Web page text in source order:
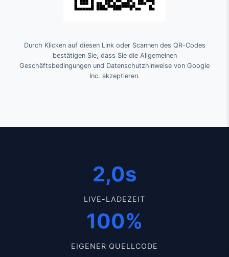
Durch Klicken auf diesen Link oder Scannen des QR-Codes
bestätigen Sie, dass Sie die Allgemeinen
Geschäftsbedingungen und Datenschutzhinweise von Google
Inc. akzeptieren.
2,0s
LIVE-LADEZEIT
100%
EIGENER QUELLCODE